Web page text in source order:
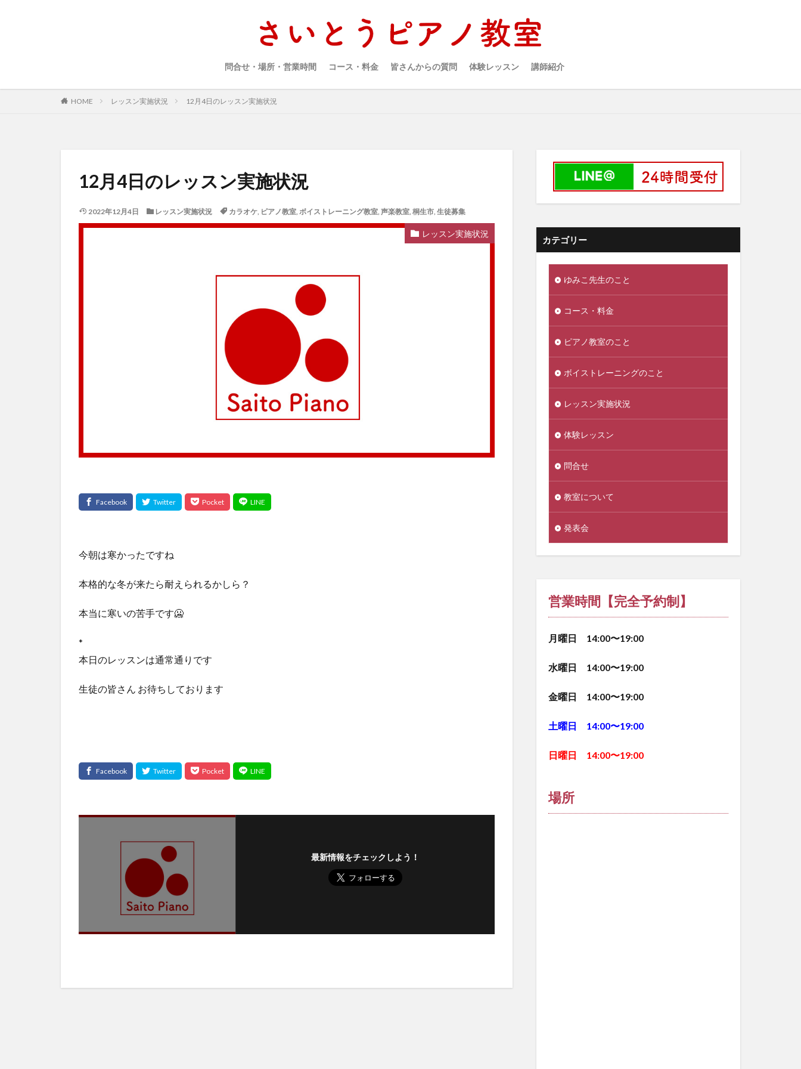
問合せ・場所・営業時間 コース・料金 皆さんからの質問 体験レッスン 講師紹介
HOME レッスン実施状況 12月4日のレッスン実施状況
12月4日のレッスン実施状況
2022年12月4日 レッスン実施状況 カラオケ, ピアノ教室, ボイストレーニング教室, 声楽教室, 桐生市, 生徒募集
レッスン実施状況
今朝は寒かったですね
本格的な冬が来たら耐えられるかしら？
本当に寒いの苦手です🥶
*
本日のレッスンは通常通りです
生徒の皆さん お待ちしております
最新情報をチェックしよう！
カテゴリー
ゆみこ先生のこと
コース・料金
ピアノ教室のこと
ボイストレーニングのこと
レッスン実施状況
体験レッスン
問合せ
教室について
発表会
営業時間【完全予約制】
月曜日 14:00〜19:00
水曜日 14:00〜19:00
金曜日 14:00〜19:00
土曜日 14:00〜19:00
日曜日 14:00〜19:00
場所